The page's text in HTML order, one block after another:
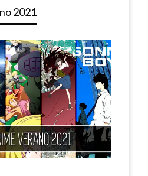
2021